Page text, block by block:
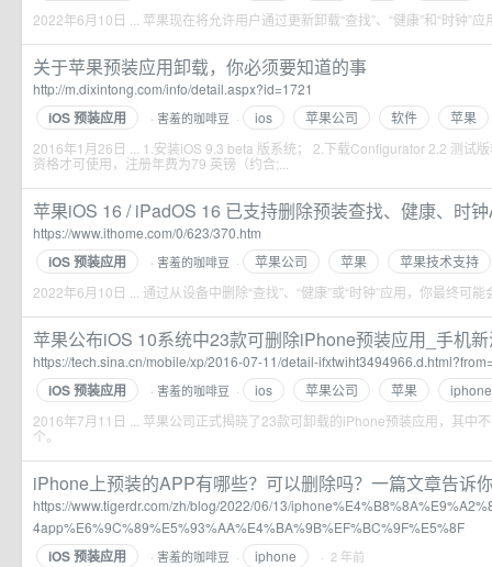
2022年6月10日 ... 苹果现在将允许用户通过更新卸载“查找”、“健康”和“时钟”应
关于苹果预装应用卸载，你必须要知道的事
http://m.dixintong.com/info/detail.aspx?id=1721
iOS 预装应用 · 害羞的咖啡豆 · ios 苹果公司 软件
苹果
2016年1月26日 ... 1.安装iOS 9.3 beta 版系统； 2.下载Configurator 2.2 测试
资格才可使用，注册年费为79 英镑（约合;...
苹果iOS 16 / iPadOS 16 已支持删除预装查找、健康、时
https://www.ithome.com/0/623/370.htm
iOS 预装应用 · 害羞的咖啡豆 · 苹果公司 苹果
苹果技术支持
2022年6月10日 ... 通过从设备中删除“查找”、“健康”或“时钟”应用，你最终可
苹果公布iOS 10系统中23款可删除iPhone预装应用_手机
https://tech.sina.cn/mobile/xp/2016-07-11/detail-
iOS 预装应用 · 害羞的咖啡豆 · ios 苹果公司 苹果
iphone
2016年7月11日 ... 苹果公司正式揭晓了23款可卸载的iPhone预装应用，其中
个。
iPhone上预装的APP有哪些？可以删除吗？一篇文章告诉
https://www.tigerdr.com/zh/blog/2022/06/13/
4app%E6%9C%89%E5%93%AA%E4%BA%9B%EF%BC%9F%E5%8F
iOS 预装应用 · 害羞的咖啡豆 · iphone · 2 年前